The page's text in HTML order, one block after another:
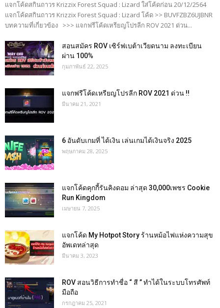
แจกโค้ดสกินถาวร Krizzix Forest Squad : Lizard ใส่โค้ดก่อน 20/12/2564
แจกโค้ดสกินถาวร Krizzix Forest Squad : Lizard โค้ด >> BUVFZBZ6UJBNR
บทความที่เกี่ยวข้อง >>> แจกฟรีโค้ดเหรียญโปรลีก ROV 2021 ด่วน...
สอนสมัคร ROV เซิร์ฟเบต้าเวียดนาม ลงทะเบียน
ผ่าน 100%
กุมภาพันธ์ 22, 2025
แจกฟรีโค้ดเหรียญโปรลีก ROV 2021 ด่วน !!
มีนาคม 21, 2021
6 อันดับเกมที่ ได้เงิน เล่นเกมได้เงินจริง 2025
พฤษภาคม 28, 2025
แจกโค้ดคุกกี้รันคิงดอม ล่าสุด 30,000เพชร Cookie
Run Kingdom
เมษายน 7, 2025
แจกโค้ด My Hotpot Story ร้านหม้อไฟแห่งความสุข
อัพเดทล่าสุด
มีนาคม 3, 2023
ROV สอนวิธีการทำชื่อ “ สี ” ทำได้ในระบบโทรศัพท์
มือถือ
กรกฎาคม 25, 2021